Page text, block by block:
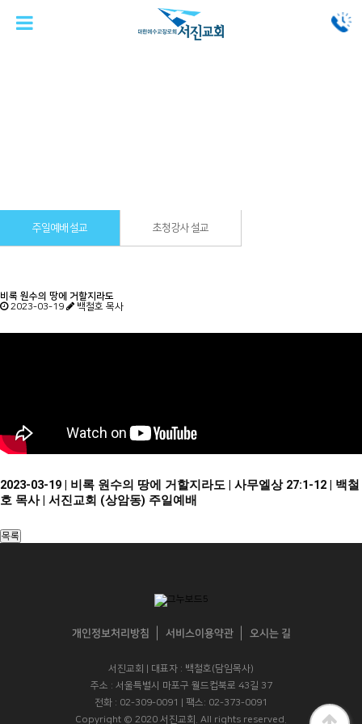
주일예배 설교 초청강사 설교
비록 원수의 땅에 거할지라도
2023-03-19
백철호 목사
2023-03-19 | 비록 원수의 땅에 거할지라도 | 사무엘상 27:1-12 | 백철
호 목사 | 서진교회 (상암동) 주일예배
개인정보처리방침 서비스이용약관 오시는 길
서진교회 | 대표자 : 백철호(담임목사)
주소 : 서울특별시 마포구 월드컵북로 43길 37
전화 : 02-309-0091 | 팩스: 02-373-0091
Copyright © 2020 서진교회. All rights reserved.